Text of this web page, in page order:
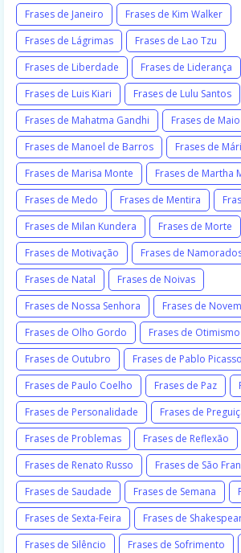
Frases de Janeiro
Frases de Kim Walker
Frases de Lágrimas
Frases de Lao Tzu
Frases de Liberdade
Frases de Liderança
Frases de Luis Kiari
Frases de Lulu Santos
Frases de Mahatma Gandhi
Frases de Maio
Frases de Manoel de Barros
Frases de
Frases de Marisa Monte
Frases de Martha
Frases de Medo
Frases de Mentira
Frases de Milan Kundera
Frases de Morte
Frases de Motivação
Frases de
Frases de Natal
Frases de Noivas
Frases de Nossa Senhora
Frases de
Frases de Olho Gordo
Frases de Otimismo
Frases de Outubro
Frases de Pablo Picasso
Frases de Paulo Coelho
Frases de Paz
Frases de Personalidade
Frases de
Frases de Problemas
Frases de Reflexão
Frases de Renato Russo
Frases de São
Frases de Saudade
Frases de Semana
Frases de Sexta-Feira
Frases de
Frases de Silêncio
Frases de Sofrimento